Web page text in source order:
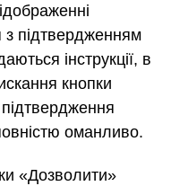
з підтвердженням
інструкції, в
кнопки
оманливо.
«Дозволити»